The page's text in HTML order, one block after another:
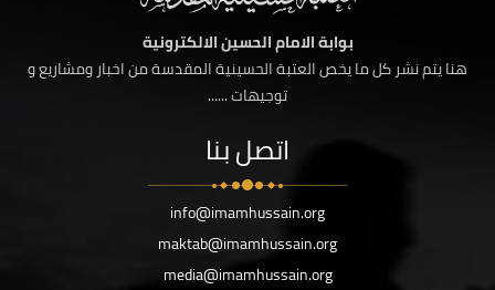
بوابة الامام الحسين الالكترونية
هنا يتم نشر كل ما يخص العتبة الحسينية المقدسة من اخبار ومشاريع و
توجيهات ......
اتصل بنا
info@imamhussain.org
maktab@imamhussain.org
media@imamhussain.org